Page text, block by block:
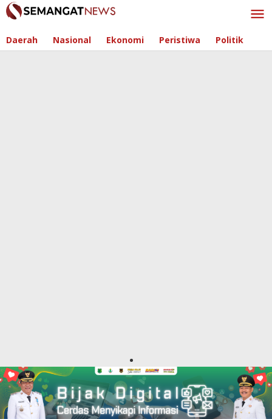
Skip
to
Daerah Nasional Ekonomi Peristiwa Politik